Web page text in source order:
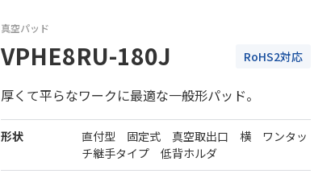
真空パッド
VPHE8RU-180J RoHS2対応
厚くて平らなワークに最適な一般形パッド。
形状
直付型 固定式 真空取出口 横 ワンタッ
チ継手タイプ 低背ホルダ